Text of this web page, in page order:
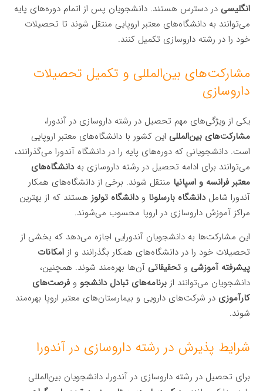
انگلیسی در دسترس هستند. دانشجویان پس از اتمام دوره‌های پایه
می‌توانند به دانشگاه‌های معتبر اروپایی منتقل شوند تا تحصیلات
خود را در رشته داروسازی تکمیل کنند.
مشارکت‌های بین‌المللی و تکمیل تحصیلات
داروسازی
یکی از ویژگی‌های مهم تحصیل در رشته داروسازی در آندورا،
مشارکت‌های بین‌المللی این کشور با دانشگاه‌های معتبر اروپایی
است. دانشجویانی که دوره‌های پایه را در دانشگاه آندورا می‌گذرانند،
می‌توانند برای ادامه تحصیل در رشته داروسازی بهدانشگاه‌های
معتبر فرانسه و اسپانیا منتقل شوند. برخی از دانشگاه‌های همکار
آندورا شاملدانشگاه بارسلونا ودانشگاه تولوز هستند که از بهترین
مراکز آموزش داروسازی در اروپا محسوب می‌شوند.
این مشارکت‌ها به دانشجویان آندورایی اجازه می‌دهد که بخشی از
تحصیلات خود را در دانشگاه‌های همکار بگذرانند و ازامکانات
پیشرفته آموزشی وتحقیقاتی آن‌ها بهره‌مند شوند. همچنین،
دانشجویان می‌توانند ازبرنامه‌های تبادل دانشجو وفرصت‌های
کارآموزی در شرکت‌های دارویی و بیمارستان‌های معتبر اروپا بهره‌مند
شوند.
شرایط پذیرش در رشته داروسازی در آندورا
برای تحصیل در رشته داروسازی در آندورا، دانشجویان بین‌المللی